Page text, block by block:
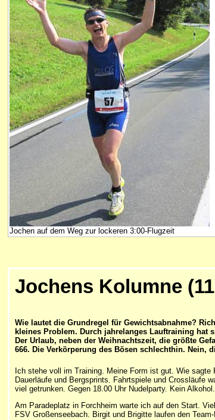
Jochen auf dem Weg zur lockeren 3:00-Flugzeit
Jochens Kolumne
Wie lautet die Grundregel für Gewichtsabnahme?
kleines Problem. Durch jahrelanges Lauftraining hat
Der Urlaub, neben der Weihnachtszeit, die größte
666. Die Verkörperung des Bösen schlechthin. Nein,
ch stehe voll im Training. Meine Form ist gut. Wie
Dauerläufe und Bergsprints. Fahrtspiele und Crossläufe
viel getrunken. Gegen 18.00 Uhr Nudelparty. Kein
Am Paradeplatz in Forchheim warte ich auf den Start.
FSV Großenseebach. Birgit und Brigitte laufen den